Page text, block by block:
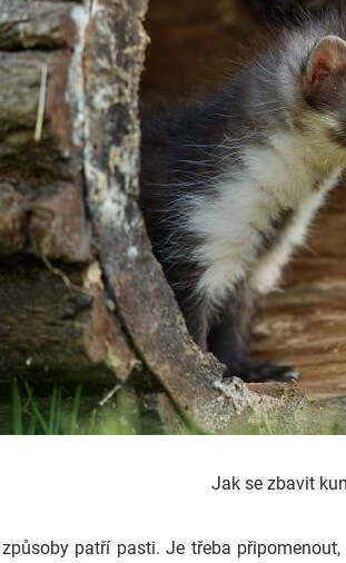
Jak se zbavit
patří pasti. Je třeba